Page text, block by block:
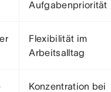
Aufgabenpriorität
Flexibilität im
Arbeitsalltag
Konzentration bei